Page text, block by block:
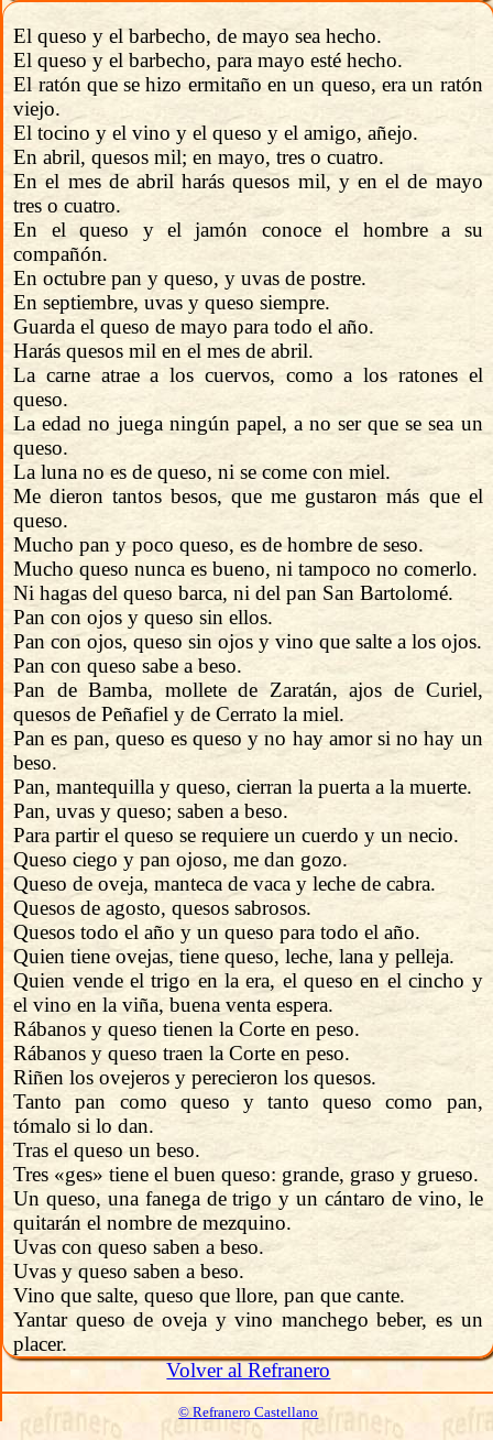
El queso y el barbecho, de mayo sea hecho.
El queso y el barbecho, para mayo esté hecho.
El ratón que se hizo ermitaño en un queso, era un ratón
viejo.
El tocino y el vino y el queso y el amigo, añejo.
En abril, quesos mil; en mayo, tres o cuatro.
En el mes de abril harás quesos mil, y en el de mayo
tres o cuatro.
En el queso y el jamón conoce el hombre a su
compañón.
En octubre pan y queso, y uvas de postre.
En septiembre, uvas y queso siempre.
Guarda el queso de mayo para todo el año.
Harás quesos mil en el mes de abril.
La carne atrae a los cuervos, como a los ratones el
queso.
La edad no juega ningún papel, a no ser que se sea un
queso.
La luna no es de queso, ni se come con miel.
Me dieron tantos besos, que me gustaron más que el
queso.
Mucho pan y poco queso, es de hombre de seso.
Mucho queso nunca es bueno, ni tampoco no comerlo.
Ni hagas del queso barca, ni del pan San Bartolomé.
Pan con ojos y queso sin ellos.
Pan con ojos, queso sin ojos y vino que salte a los ojos.
Pan con queso sabe a beso.
Pan de Bamba, mollete de Zaratán, ajos de Curiel,
quesos de Peñafiel y de Cerrato la miel.
Pan es pan, queso es queso y no hay amor si no hay un
beso.
Pan, mantequilla y queso, cierran la puerta a la muerte.
Pan, uvas y queso; saben a beso.
Para partir el queso se requiere un cuerdo y un necio.
Queso ciego y pan ojoso, me dan gozo.
Queso de oveja, manteca de vaca y leche de cabra.
Quesos de agosto, quesos sabrosos.
Quesos todo el año y un queso para todo el año.
Quien tiene ovejas, tiene queso, leche, lana y pelleja.
Quien vende el trigo en la era, el queso en el cincho y
el vino en la viña, buena venta espera.
Rábanos y queso tienen la Corte en peso.
Rábanos y queso traen la Corte en peso.
Riñen los ovejeros y perecieron los quesos.
Tanto pan como queso y tanto queso como pan,
tómalo si lo dan.
Tras el queso un beso.
Tres «ges» tiene el buen queso: grande, graso y grueso.
Un queso, una fanega de trigo y un cántaro de vino, le
quitarán el nombre de mezquino.
Uvas con queso saben a beso.
Uvas y queso saben a beso.
Vino que salte, queso que llore, pan que cante.
Yantar queso de oveja y vino manchego beber, es un
placer.
Volver al Refranero
© Refranero Castellano